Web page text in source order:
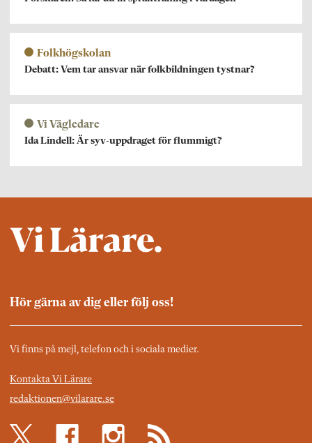
Folkhögskolan
Debatt: Vem tar ansvar när folkbildningen tystnar?
Vi Vägledare
Ida Lindell: Är syv-uppdraget för flummigt?
Hör gärna av dig eller följ oss!
Vi finns på mejl, telefon och i sociala medier.
Kontakta Vi Lärare
redaktionen@vilarare.se